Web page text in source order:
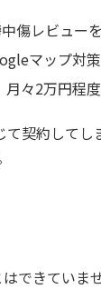
傷レビューを
マップ対
々2万円程
契約してし
できていませ